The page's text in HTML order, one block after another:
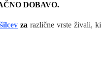
DOBAVO.
za različne vrste živali, ki